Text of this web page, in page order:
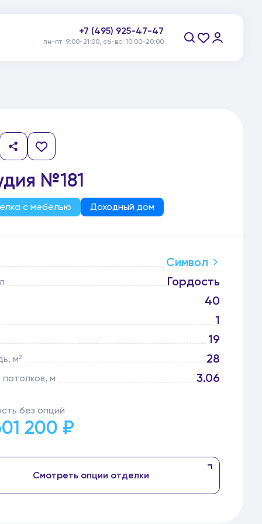
+7 (495) 925-47-47
пн-пт: 9:00-21:00, сб-вс: 10:00-20:00
№181
с мебелью Доходный дом
Символ
Гордость
40
1
19
м² 28
м 3.06
без опций
200 ₽
Смотреть опции отделки